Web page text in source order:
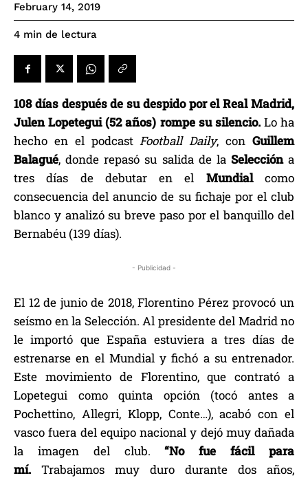
February 14, 2019
4 min de lectura
108 días después de su despido por el Real Madrid,
Julen Lopetegui (52 años) rompe su silencio.Lo ha
hecho en el podcastFootball Daily, conGuillem
Balagué, donde repasó su salida de la Seleccióna
tres días de debutar en el Mundialcomo
consecuencia del anuncio de su fichaje por el club
blanco y analizó su breve paso por el banquillo del
Bernabéu (139 días).
- Publicidad -
El 12 de junio de 2018, Florentino Pérez provocó un
seísmo en la Selección. Al presidente del Madrid no
le importó que España estuviera a tres días de
estrenarse en el Mundial y fichó a su entrenador.
Este movimiento de Florentino, que contrató a
Lopetegui como quinta opción (tocó antes a
Pochettino, Allegri, Klopp, Conte…), acabó con el
vasco fuera del equipo nacional y dejó muy dañada
la imagen del club.“No fue fácil para
mí. Trabajamos muy duro durante dos años,